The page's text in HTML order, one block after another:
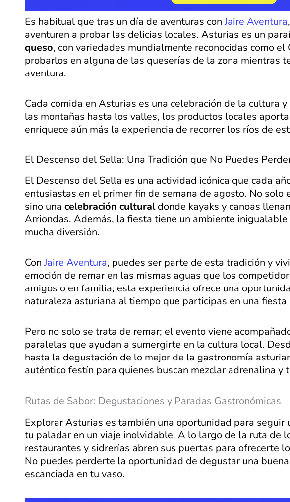
Es habitual que tras un día de aventuras conJaire Aventura
aventuren a probar las delicias locales. Asturias es un
queso, con variedades mundialmente reconocidas como el
probarlos en alguna de las queserías de la zona mientras
aventura.
Cada comida en Asturias es una celebración de la cultura
las montañas hasta los valles, los productos locales
enriquece aún más la experiencia de recorrer los ríos de
El Descenso del Sella: Una Tradición que No Puedes
El Descenso del Sella es una actividad icónica que cada
entusiastas en el primer fin de semana de agosto. No solo
sino una celebración culturaldonde kayaks y canoas
Arriondas. Además, la fiesta tiene un ambiente inigualable
mucha diversión.
ConJaire Aventura, puedes ser parte de esta tradición y
emoción de remar en las mismas aguas que los
amigos o en familia, esta experiencia ofrece una
naturaleza asturiana al tiempo que participas en una fiesta
Pero no solo se trata de remar; el evento viene
paralelas que ayudan a sumergirte en la cultura local.
hasta la degustación de lo mejor de la gastronomía
auténtico festín para quienes buscan mezclar adrenalina y
Rutas de Sabor: Degustaciones y Paradas Gastronómicas
Explorar Asturias es también una oportunidad para seguir
tu paladar en un viaje inolvidable. A lo largo de la ruta de
restaurantes y sidrerías abren sus puertas para ofrecerte
No puedes perderte la oportunidad de degustar una
escanciada en tu vaso.